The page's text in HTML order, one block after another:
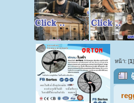
หน้า: [1